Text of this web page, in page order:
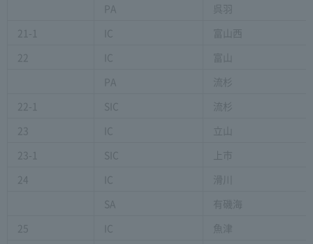
PA
呉羽
21-1
IC
富山西
22
IC
富山
PA
流杉
22-1
SIC
流杉
23
IC
立山
23-1
SIC
上市
24
IC
滑川
SA
有磯海
25
IC
魚津